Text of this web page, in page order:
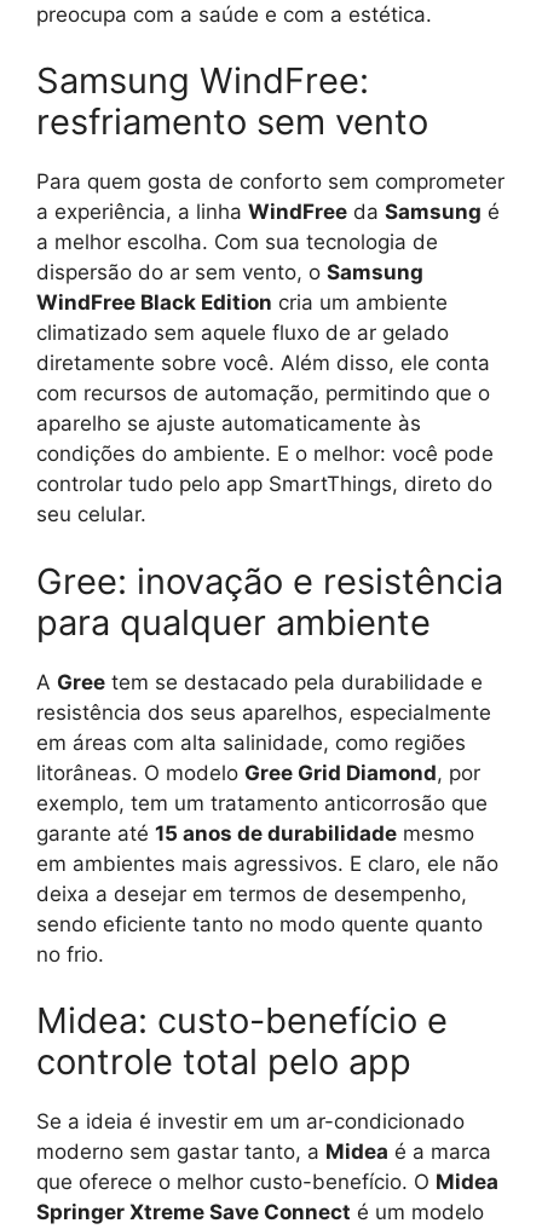
preocupa com a saúde e com a estética.
Samsung WindFree:
resfriamento sem vento
Para quem gosta de conforto sem comprometer
a experiência, a linha WindFree da Samsung é
a melhor escolha. Com sua tecnologia de
dispersão do ar sem vento, o Samsung
WindFree Black Edition cria um ambiente
climatizado sem aquele fluxo de ar gelado
diretamente sobre você. Além disso, ele conta
com recursos de automação, permitindo que o
aparelho se ajuste automaticamente às
condições do ambiente. E o melhor: você pode
controlar tudo pelo app SmartThings, direto do
seu celular.
Gree: inovação e resistência
para qualquer ambiente
A Gree tem se destacado pela durabilidade e
resistência dos seus aparelhos, especialmente
em áreas com alta salinidade, como regiões
litorâneas. O modelo Gree Grid Diamond, por
exemplo, tem um tratamento anticorrosão que
garante até 15 anos de durabilidade mesmo
em ambientes mais agressivos. E claro, ele não
deixa a desejar em termos de desempenho,
sendo eficiente tanto no modo quente quanto
no frio.
Midea: custo-benefício e
controle total pelo app
Se a ideia é investir em um ar-condicionado
moderno sem gastar tanto, a Midea é a marca
que oferece o melhor custo-benefício. O Midea
Springer Xtreme Save Connect é um modelo